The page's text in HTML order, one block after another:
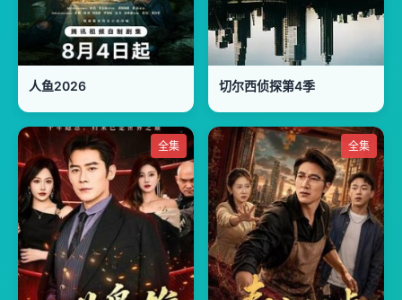
人鱼2026 切尔西侦探第4季
全集 全集